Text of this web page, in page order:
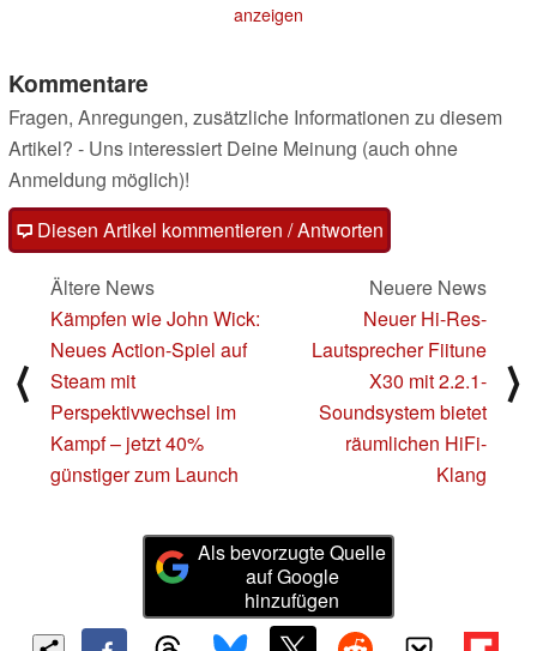
anzeigen
Kommentare
Fragen, Anregungen, zusätzliche Informationen zu diesem
Artikel? - Uns interessiert Deine Meinung (auch ohne
Anmeldung möglich)!
Diesen Artikel kommentieren / Antworten
⟨
Ältere News
Kämpfen wie John Wick:
Neues Action-Spiel auf
Steam mit
Perspektivwechsel im
Kampf – jetzt 40%
günstiger zum Launch
Neuere News
Neuer Hi-Res-
Lautsprecher Fiitune
X30 mit 2.2.1-
Soundsystem bietet
räumlichen HiFi-
Klang
⟩
Als bevorzugte Quelle
auf Google
hinzufügen